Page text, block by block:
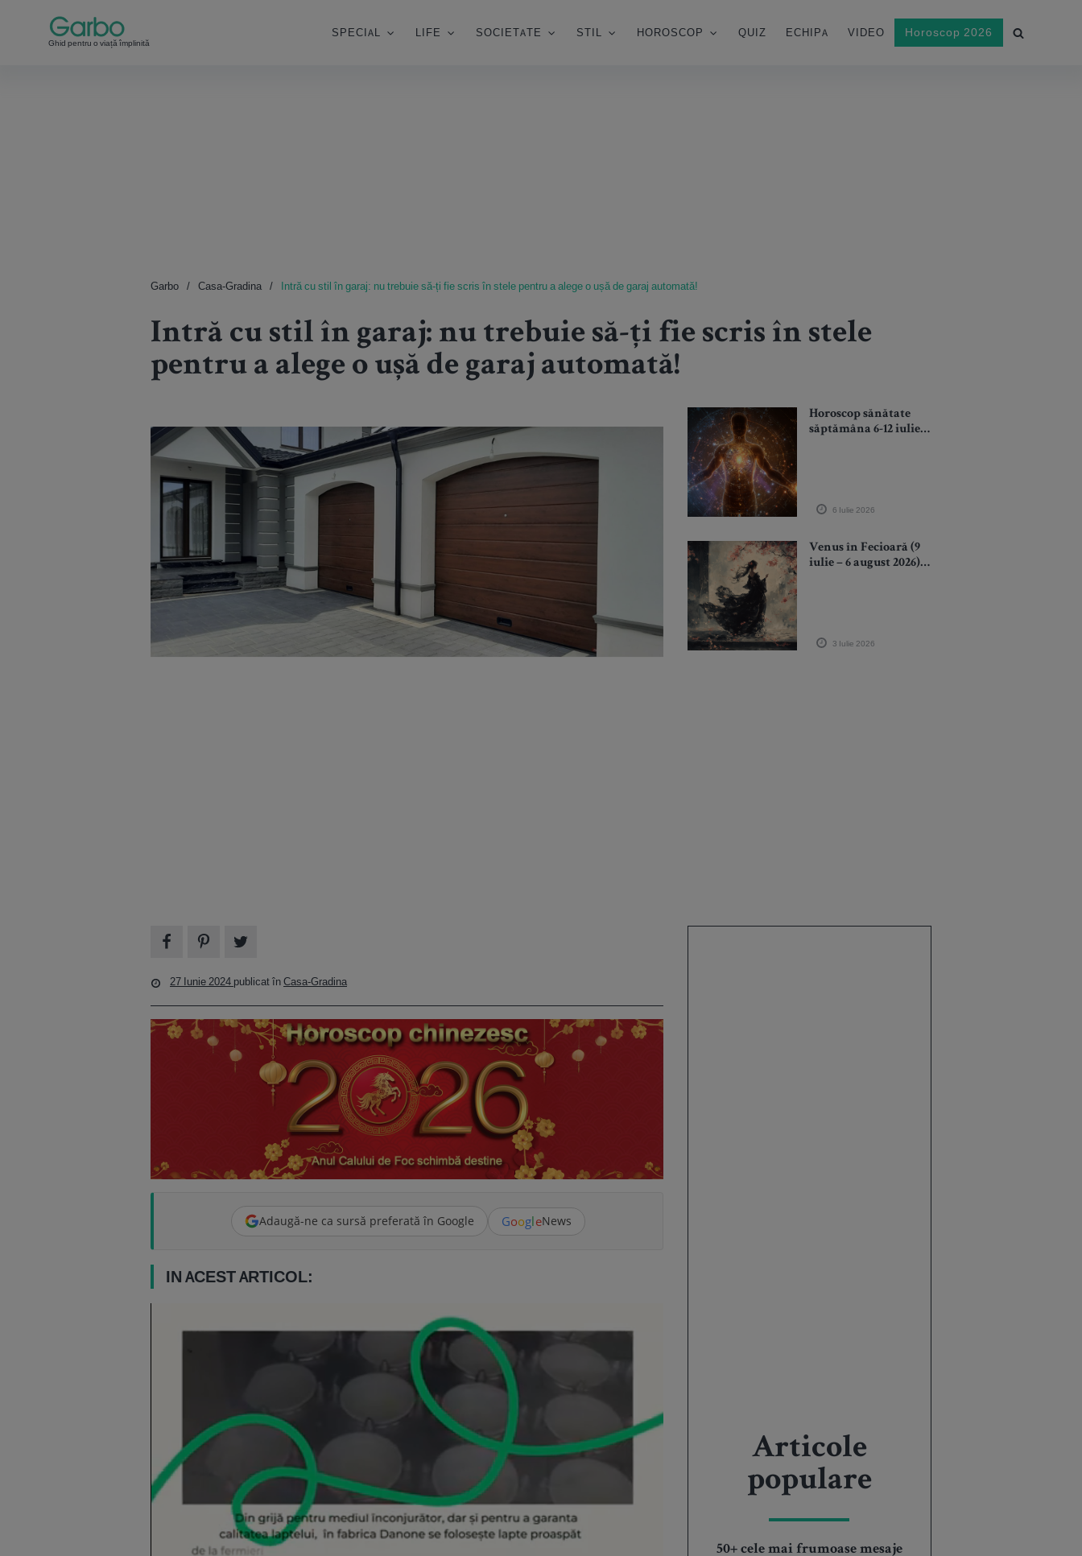
Ghid pentru o viață împlinită
SPECIAL LIFE SOCIETATE STIL HOROSCOP QUIZ ECHIPA VIDEO Horoscop 2026
Garbo Casa-Gradina Intră cu stil în garaj: nu trebuie să-ți fie scris în stele pentru a alege o ușă de garaj automată!
Intră cu stil în garaj: nu trebuie să-ți fie scris în stele
pentru a alege o ușă de garaj automată!
Horoscop sănătate
săptămâna 6-12 iulie:
6 Iulie 2026
Venus în Fecioară (9
iulie – 6 august 2026):
consecvența
3 Iulie 2026
27 Iunie 2024 publicat înCasa-Gradina
Adaugă-ne ca sursă preferată în Google GoogleNews
IN ACEST ARTICOL:
Articole
populare
50+ cele mai frumoase mesaje